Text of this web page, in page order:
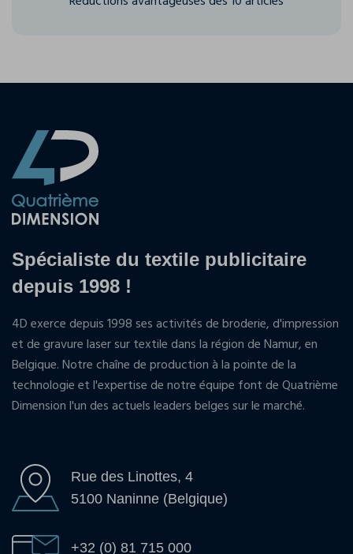
Spécialiste du textile publicitaire
depuis 1998 !
4D exerce depuis 1998 ses activités de broderie, d'impression
et de gravure laser sur textile dans la région de Namur, en
Belgique. Notre chaîne de production à la pointe de la
technologie et l'expertise de notre équipe font de Quatrième
Dimension l'un des actuels leaders belges sur le marché.
Rue des Linottes, 4
5100 Naninne (Belgique)
+32 (0) 81 715 000